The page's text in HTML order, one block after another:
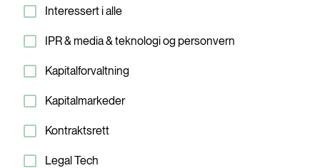
Interessert i alle
IPR & media & teknologi og personvern
Kapitalforvaltning
Kapitalmarkeder
Kontraktsrett
Legal Tech